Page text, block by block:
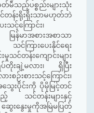
သည့်ပစ္စည်းများသုံး
တန်းရိုးရိုးသာမဟုတ်ဘဲ
သင့်ကြောင်း၊
ြန်မာအစားအစာသာ
သင်ကြားပေးနိုင်ရေး
တန်းကျောင်းများ
ချဲ့မလား၊ ရှိပြီး
ဉ်းစားသင့်ကြောင်း၊
းပိုင်းကို ပိုမိုမြင့်တင်
သင်တန်းများနှင့်
နွေးမှုကိုအမြဲမပြတ်